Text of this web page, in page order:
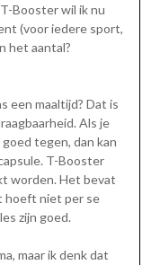
Booster wil ik nu
(voor iedere sport,
het aantal?
een maaltijd? Dat is
Als je
tegen, dan kan
T-Booster
worden. Het bevat
hoeft niet per se
zijn goed.
maar ik denk dat